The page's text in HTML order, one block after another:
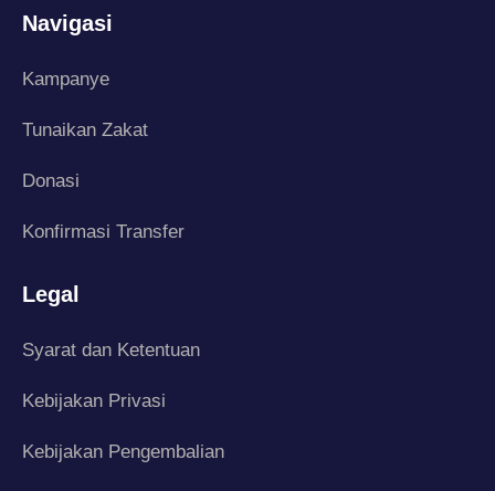
Navigasi
Kampanye
Tunaikan Zakat
Donasi
Konfirmasi Transfer
Legal
Syarat dan Ketentuan
Kebijakan Privasi
Kebijakan Pengembalian